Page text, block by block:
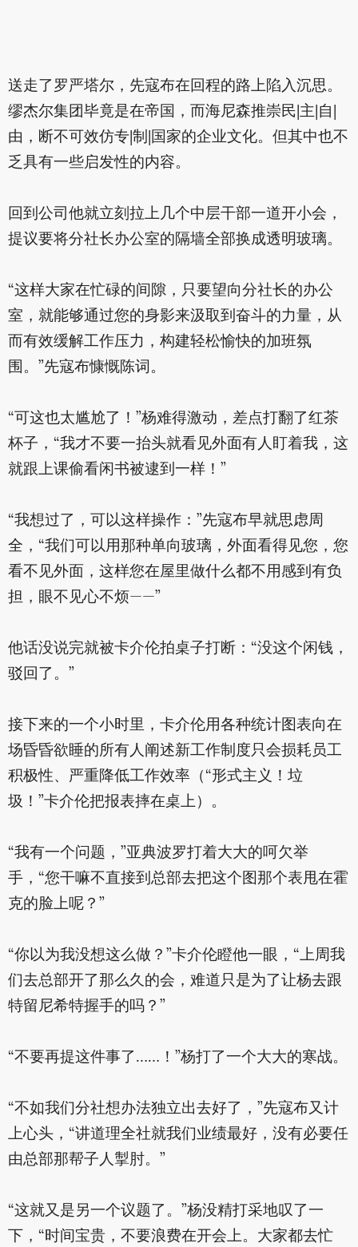
送走了罗严塔尔，先寇布在回程的路上陷入沉思。
缪杰尔集团毕竟是在帝国，而海尼森推崇民|主|自|
由，断不可效仿专|制|国家的企业文化。但其中也不
乏具有一些启发性的内容。
回到公司他就立刻拉上几个中层干部一道开小会，
提议要将分社长办公室的隔墙全部换成透明玻璃。
“这样大家在忙碌的间隙，只要望向分社长的办公
室，就能够通过您的身影来汲取到奋斗的力量，从
而有效缓解工作压力，构建轻松愉快的加班氛
围。”先寇布慷慨陈词。
“可这也太尴尬了！”杨难得激动，差点打翻了红茶
杯子，“我才不要一抬头就看见外面有人盯着我，这
就跟上课偷看闲书被逮到一样！”
“我想过了，可以这样操作：”先寇布早就思虑周
全，“我们可以用那种单向玻璃，外面看得见您，您
看不见外面，这样您在屋里做什么都不用感到有负
担，眼不见心不烦——”
他话没说完就被卡介伦拍桌子打断：“没这个闲钱，
驳回了。”
接下来的一个小时里，卡介伦用各种统计图表向在
场昏昏欲睡的所有人阐述新工作制度只会损耗员工
积极性、严重降低工作效率（“形式主义！垃
圾！”卡介伦把报表摔在桌上）。
“我有一个问题，”亚典波罗打着大大的呵欠举
手，“您干嘛不直接到总部去把这个图那个表甩在霍
克的脸上呢？”
“你以为我没想这么做？”卡介伦瞪他一眼，“上周我
们去总部开了那么久的会，难道只是为了让杨去跟
特留尼希特握手的吗？”
“不要再提这件事了……！”杨打了一个大大的寒战。
“不如我们分社想办法独立出去好了，”先寇布又计
上心头，“讲道理全社就我们业绩最好，没有必要任
由总部那帮子人掣肘。”
“这就又是另一个议题了。”杨没精打采地叹了一
下，“时间宝贵，不要浪费在开会上。大家都去忙